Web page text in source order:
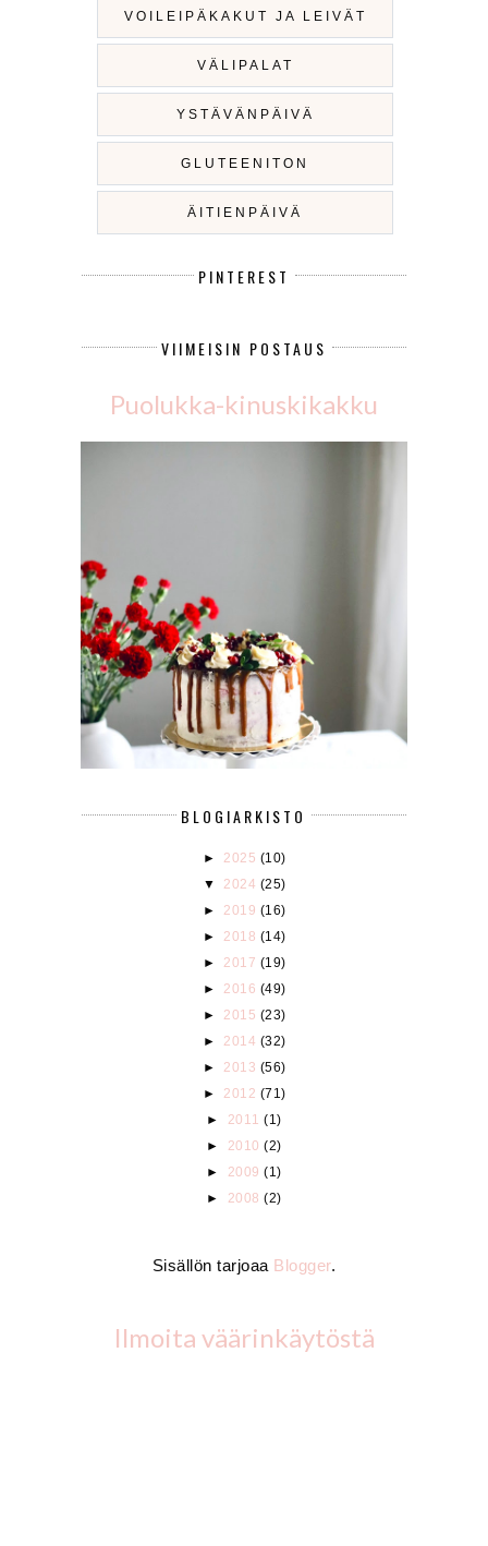
VOILEIPÄKAKUT JA LEIVÄT
VÄLIPALAT
YSTÄVÄNPÄIVÄ
GLUTEENITON
ÄITIENPÄIVÄ
PINTEREST
VIIMEISIN POSTAUS
Puolukka-kinuskikakku
BLOGIARKISTO
► 2025 (10)
▼ 2024 (25)
► 2019 (16)
► 2018 (14)
► 2017 (19)
► 2016 (49)
► 2015 (23)
► 2014 (32)
► 2013 (56)
► 2012 (71)
► 2011(1)
► 2010(2)
► 2009(1)
► 2008(2)
Sisällön tarjoaa Blogger.
Ilmoita väärinkäytöstä